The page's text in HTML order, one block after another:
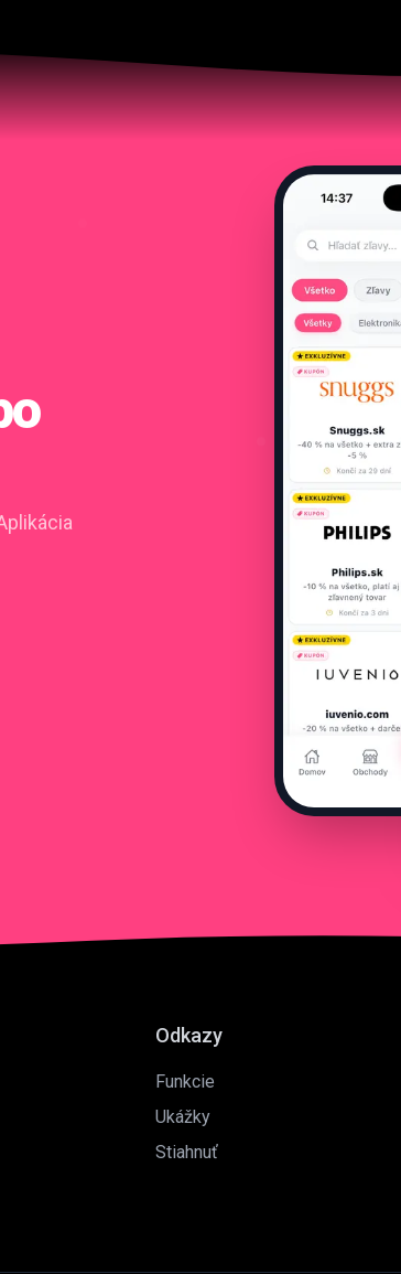
Odkazy
Funkcie
Ukážky
Stiahnuť